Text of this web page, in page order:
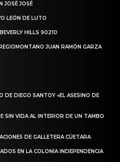
JOSÉ JOSÉ
LEÓN DE LUTO
HILLS 90210
JUAN RAMÓN GARZA
DE DIEGO SANTOY «EL ASESINO DE
SIN VIDA AL INTERIOR DE UN TAMBO
DE GALLETERA CÚETARA
EN LA COLONIA INDEPENDENCIA